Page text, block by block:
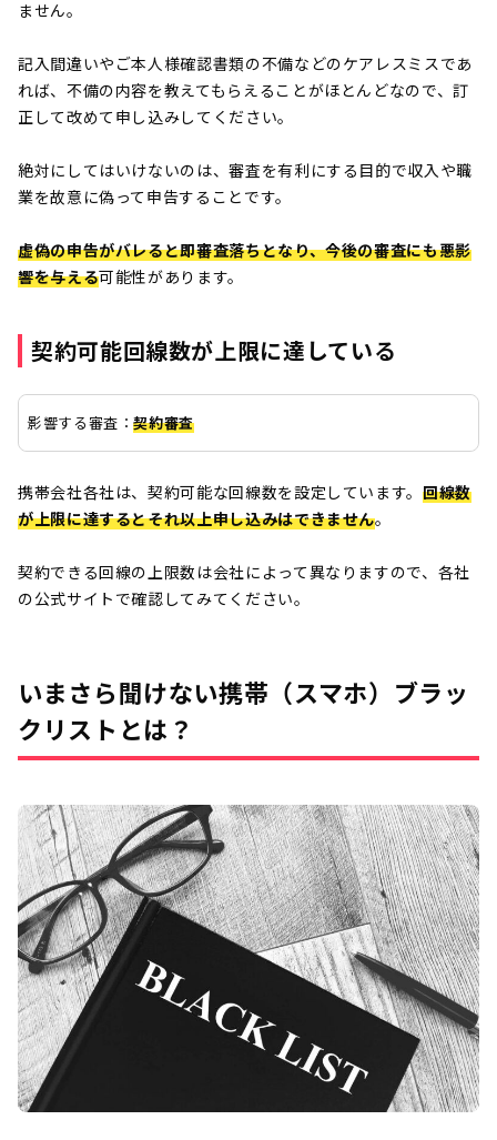
ません。
記入間違いやご本人様確認書類の不備などのケアレスミスであ
れば、不備の内容を教えてもらえることがほとんどなので、訂
正して改めて申し込みしてください。
絶対にしてはいけないのは、審査を有利にする目的で収入や職
業を故意に偽って申告することです。
虚偽の申告がバレると即審査落ちとなり、今後の審査にも悪影
響を与える可能性があります。
契約可能回線数が上限に達している
影響する審査：契約審査
携帯会社各社は、契約可能な回線数を設定しています。回線数
が上限に達するとそれ以上申し込みはできません。
契約できる回線の上限数は会社によって異なりますので、各社
の公式サイトで確認してみてください。
いまさら聞けない携帯（スマホ）ブラッ
クリストとは？